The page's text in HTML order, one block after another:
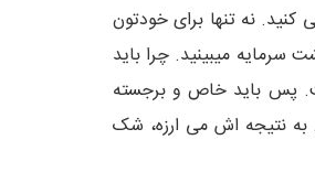
نه تنها برای خودتون
سرمایه میبینید. چرا باید
پس باید خاص و برجسته
به نتیجه اش می ارزه، شک